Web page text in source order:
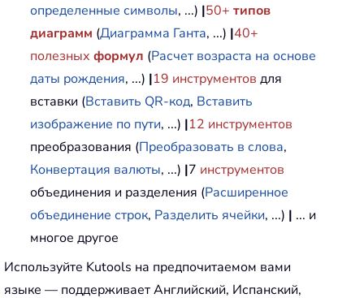
определенные символы, ...) |50+ типов
диаграмм (Диаграмма Ганта, ...) |40+
полезных формул (Расчет возраста на основе
даты рождения, ...) |19 инструментов для
вставки (Вставить QR-код, Вставить
изображение по пути, ...) |12 инструментов
преобразования (Преобразовать в слова,
Конвертация валюты, ...) |7 инструментов
объединения и разделения (Расширенное
объединение строк, Разделить ячейки, ...) | ... и
многое другое
Используйте Kutools на предпочитаемом вами
языке — поддерживает Английский, Испанский,